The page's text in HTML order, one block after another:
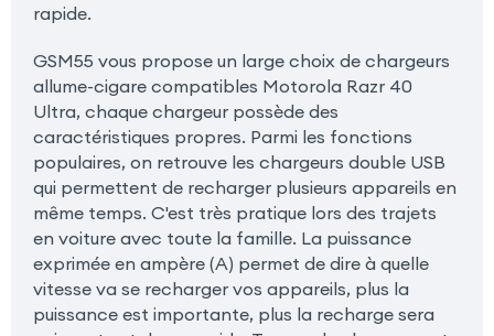
rapide.
GSM55 vous propose un large choix de chargeurs
allume-cigare compatibles Motorola Razr 40
Ultra, chaque chargeur possède des
caractéristiques propres. Parmi les fonctions
populaires, on retrouve les chargeurs double USB
qui permettent de recharger plusieurs appareils en
même temps. C'est très pratique lors des trajets
en voiture avec toute la famille. La puissance
exprimée en ampère (A) permet de dire à quelle
vitesse va se recharger vos appareils, plus la
puissance est importante, plus la recharge sera